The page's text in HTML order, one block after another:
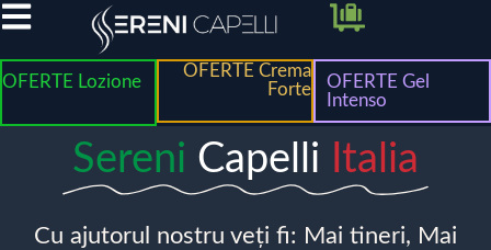
OFERTE Lozione
OFERTE Crema
Forte
OFERTE Gel
Intenso
Sereni Capelli Italia
Cu ajutorul nostru veți fi: Mai tineri, Mai